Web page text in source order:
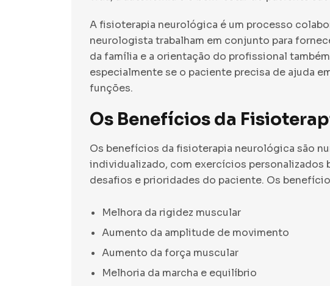
A fisioterapia neurológica é um processo
neurologista trabalham em conjunto para
da família e a orientação do profissional
especialmente se o paciente precisa de ajuda
funções.
Os Benefícios da
Os benefícios da fisioterapia neurológica são
individualizado, com exercícios personalizados
desafios e prioridades do paciente. Os
Melhora da rigidez muscular
Aumento da amplitude de movimento
Aumento da força muscular
Melhoria da marcha e equilíbrio